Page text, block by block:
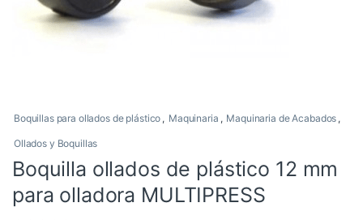
Boquillas para ollados de plástico , Maquinaria , Maquinaria de Acabados ,
Ollados y Boquillas
Boquilla ollados de plástico 12 mm
para olladora MULTIPRESS